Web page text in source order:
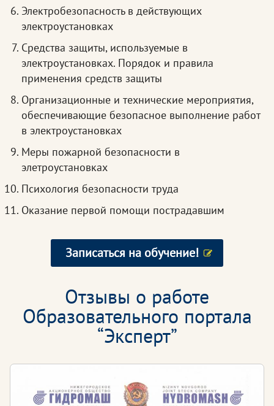
Электробезопасность в действующих
электроустановках
Средства защиты, используемые в
электроустановках. Порядок и правила
применения средств защиты
Организационные и технические мероприятия,
обеспечивающие безопасное выполнение работ
в электроустановках
Меры пожарной безопасности в
элетроустановках
Психология безопасности труда
Оказание первой помощи пострадавшим
Записаться на обучение!
Отзывы о работе
Образовательного портала
“Эксперт”